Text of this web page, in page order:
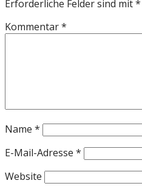
Erforderliche Felder sind mit*
Kommentar*
Name *
E-Mail-Adresse *
Website